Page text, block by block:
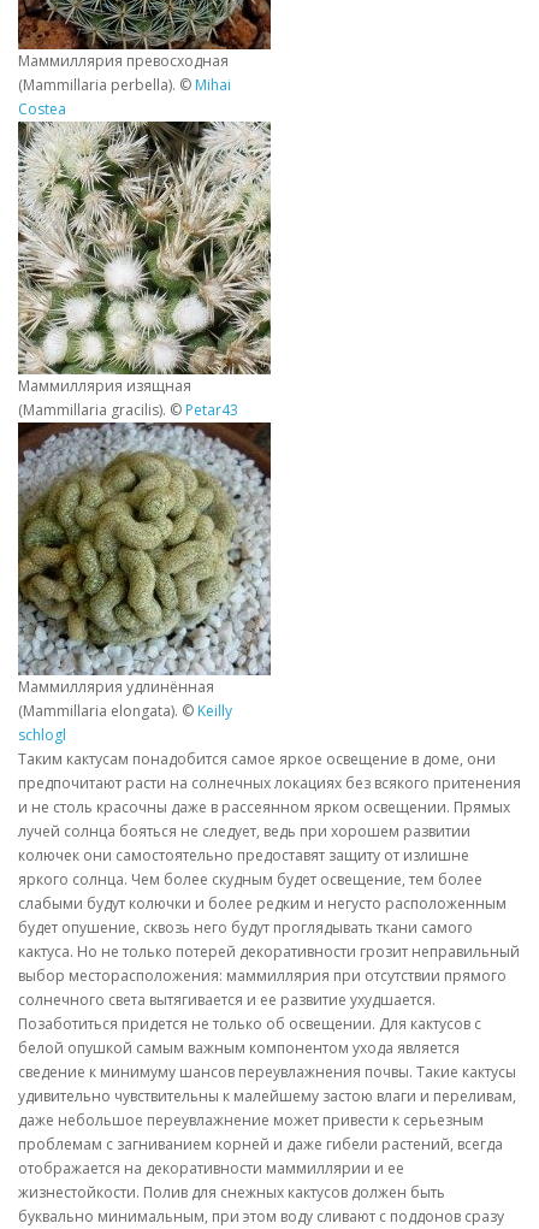
Маммиллярия превосходная
(Mammillaria perbella). © Mihai
Costea
Маммиллярия изящная
(Mammillaria gracilis). © Petar43
Маммиллярия удлинённая
(Mammillaria elongata). © Keilly
schlogl
Таким кактусам понадобится самое яркое освещение в доме, они
предпочитают расти на солнечных локациях без всякого притенения
и не столь красочны даже в рассеянном ярком освещении. Прямых
лучей солнца бояться не следует, ведь при хорошем развитии
колючек они самостоятельно предоставят защиту от излишне
яркого солнца. Чем более скудным будет освещение, тем более
слабыми будут колючки и более редким и негусто расположенным
будет опушение, сквозь него будут проглядывать ткани самого
кактуса. Но не только потерей декоративности грозит неправильный
выбор месторасположения: маммиллярия при отсутствии прямого
солнечного света вытягивается и ее развитие ухудшается.
Позаботиться придется не только об освещении. Для кактусов с
белой опушкой самым важным компонентом ухода является
сведение к минимуму шансов переувлажнения почвы. Такие кактусы
удивительно чувствительны к малейшему застою влаги и переливам,
даже небольшое переувлажнение может привести к серьезным
проблемам с загниванием корней и даже гибели растений, всегда
отображается на декоративности маммиллярии и ее
жизнестойкости. Полив для снежных кактусов должен быть
буквально минимальным, при этом воду сливают с поддонов сразу